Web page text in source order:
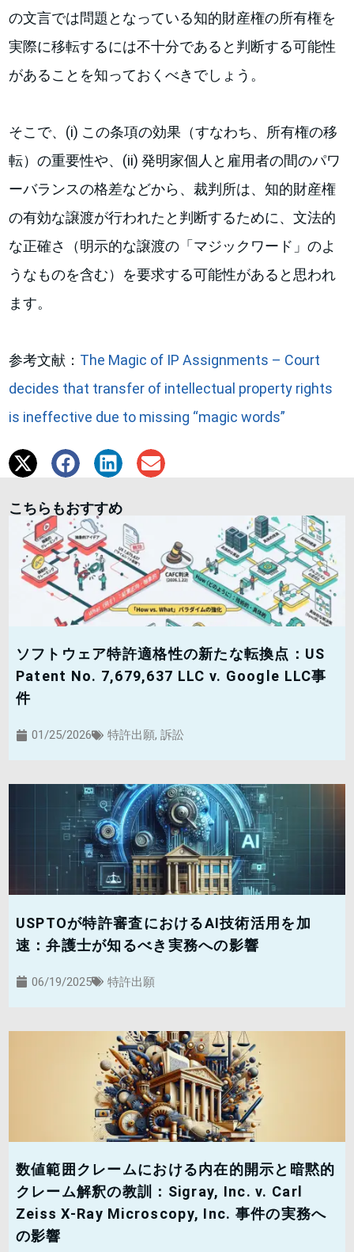
の文言では問題となっている知的財産権の所有権を
実際に移転するには不十分であると判断する可能性
があることを知っておくべきでしょう。
そこで、(i) この条項の効果（すなわち、所有権の移
転）の重要性や、(ii) 発明家個人と雇用者の間のパワ
ーバランスの格差などから、裁判所は、知的財産権
の有効な譲渡が行われたと判断するために、文法的
な正確さ（明示的な譲渡の「マジックワード」のよ
うなものを含む）を要求する可能性があると思われ
ます。
参考文献： The Magic of IP Assignments – Court
decides that transfer of intellectual property rights
is ineffective due to missing “magic words”
こちらもおすすめ
ソフトウェア特許適格性の新たな転換点：US
Patent No. 7,679,637 LLC v. Google LLC事
件
01/25/2026 特許出願, 訴訟
USPTOが特許審査におけるAI技術活用を加
速：弁護士が知るべき実務への影響
06/19/2025 特許出願
数値範囲クレームにおける内在的開示と暗黙的
クレーム解釈の教訓：Sigray, Inc. v. Carl
Zeiss X-Ray Microscopy, Inc. 事件の実務へ
の影響